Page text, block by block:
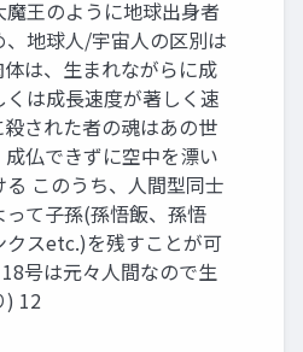
魔王のように地球出身者
、地球人/宇宙人の区別は
体は、生まれながらに成
くは成長速度が著しく速
殺された者の魂はあの世
成仏できずに空中を漂い
る このうち、人間型同士
って子孫(孫悟飯、孫悟
クスetc.)を残すことが可
号は元々人間なので生
) 12